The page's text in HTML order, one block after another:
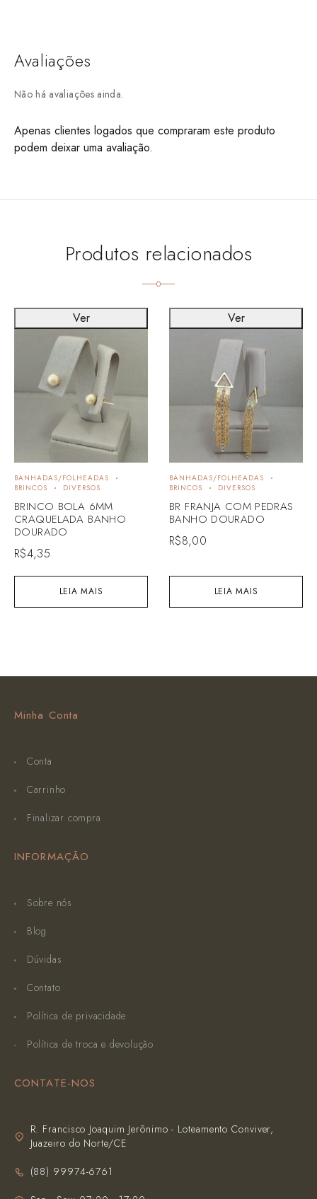
Avaliações
Não há avaliações ainda.
Apenas clientes logados que compraram este produto
podem deixar uma avaliação.
Produtos relacionados
LEIA MAIS
BANHADAS/FOLHEADAS
BRINCOS
DIVERSOS
BRINCO BOLA 6MM
CRAQUELADA BANHO
DOURADO
R$4,35
Ver
LEIA MAIS
BANHADAS/FOLHEADAS
BRINCOS
DIVERSOS
BR FRANJA COM PEDRAS
BANHO DOURADO
R$8,00
Ver
Minha Conta
Conta
Carrinho
Finalizar compra
INFORMAÇÃO
Sobre nós
Blog
Dúvidas
Contato
Política de privacidade
Política de troca e devolução
CONTATE-NOS
R. Francisco Joaquim Jerônimo - Loteamento Conviver,
Juazeiro do Norte/CE
(‪88) 99974-6761‬